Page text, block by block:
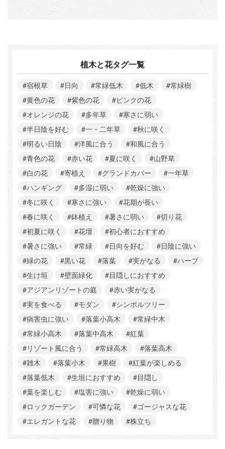
植木と花タグ一覧
#宿根草 #日向 #常緑低木 #低木
#常緑樹
#黄色の花
#紫色の花
#ピンクの花
#オレンジの花
#多年草
#寒さに弱い
#半日陰を好む
#一・二年草
#秋に咲く
#明るい日陰
#洋風に合う
#和風に合う
#青色の花
#赤い花 #夏に咲く
#山野草
#白の花
#寄植え #グランドカバー
#一年草
#ハンギング
#多湿に弱い
#乾燥に強い
#冬に咲く
#寒さに強い
#花期が長い
#春に咲く
#鉢植え #暑さに弱い
#切り花
#初夏に咲く
#花壇
#初心者におすすめ
#暑さに強い
#常緑 #日向を好む
#日陰に強い
#緑の花
#黒い花 #落葉 #実がなる
#ハーブ
#生け垣
#壁面緑化
#目隠しにおすすめ
#アジアンリゾートの庭
#赤い実がなる
#実を食べる
#モダン
#シンボルツリー
#病害虫に強い
#落葉小高木
#常緑中木
#常緑小高木
#落葉中高木
#紅葉
#リゾート風に合う
#常緑高木
#落葉高木
#雑木
#落葉小木 #果樹
#紅葉が楽しめる
#落葉低木
#生垣におすすめ
#目隠し
#葉を楽しむ
#塩害に強い
#乾燥に弱い
#ロックガーデン
#可憐な花
#ゴージャスな花
#エレガントな花
#贈り物 #株立ち